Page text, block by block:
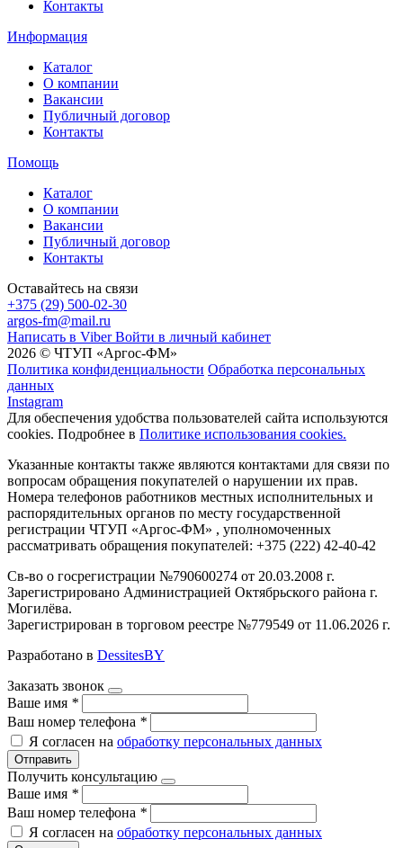
Контакты
Информация
Каталог
О компании
Вакансии
Публичный договор
Контакты
Помощь
Каталог
О компании
Вакансии
Публичный договор
Контакты
Оставайтесь на связи
+375 (29) 500-02-30
argos-fm@mail.ru
Написать в Viber Войти в личный кабинет
2026 © ЧТУП «Аргос-ФМ»
Политика конфиденциальности Обработка персональных
данных
Instagram
Для обеспечения удобства пользователей сайта используются
cookies. Подробнее в Политике использования cookies.
Указанные контакты также являются контактами для связи по
вопросам обращения покупателей о нарушении их прав.
Номера телефонов работников местных исполнительных и
распорядительных органов по месту государственной
регистрации ЧТУП «Аргос-ФМ» , уполномоченных
рассматривать обращения покупателей: +375 (222) 42-40-42
Св-во о госрегистрации №790600274 от 20.03.2008 г.
Зарегистрировано Администрацией Октябрьского района г.
Могилёва.
Зарегистрирован в торговом реестре №779549 от 11.06.2026 г.
Разработано в DessitesBY
Заказать звонок
Ваше имя *
Ваш номер телефона *
Я согласен на обработку персональных данных
Отправить
Получить консультацию
Ваше имя *
Ваш номер телефона *
Я согласен на обработку персональных данных